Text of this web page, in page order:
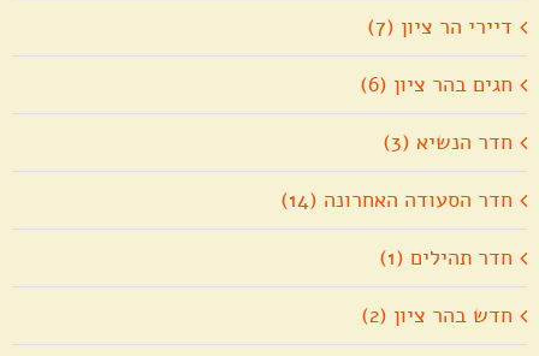
דיירי הר ציון (7)
חגים בהר ציון (6)
חדר הנשיא (3)
חדר הסעודה האחרונה (14)
חדר תהילים (1)
חדש בהר ציון (2)